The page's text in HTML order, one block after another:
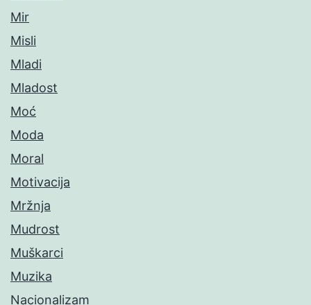
Mir
Misli
Mladi
Mladost
Moć
Moda
Moral
Motivacija
Mržnja
Mudrost
Muškarci
Muzika
Nacionalizam